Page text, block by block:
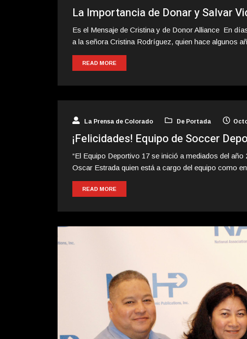
La Importancia de Donar y Salvar
Es el Mensaje de Cristina y de Donor Alliance En
a la señora Cristina Rodríguez, quien hace algunos
READ MORE
La Prensa de Colorado De Portada
¡Felicidades! Equipo de Soccer
“El Equipo Deportivo 17 se inició a mediados del
Oscar Estrada quien está a cargo del equipo como
READ MORE